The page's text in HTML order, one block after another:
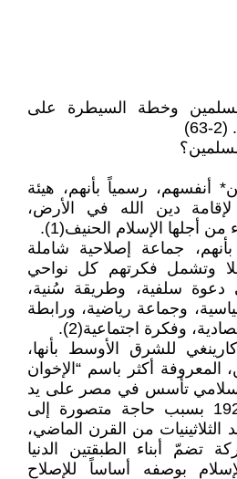
وخطة السيطرة على
أنفسهم، رسمياً بأنهم، هيئة
دين الله في الأرض،
أجلها الإسلام الحنيف(1).
جماعة إصلاحية شاملة
وتشمل فكرتهم كل نواحي
دعوة سلفية، وطريقة سُنية،
وجماعة رياضية، ورابطة
وفكرة اجتماعية(2).
للشرق الأوسط بأنها،
المعروفة أكثر باسم “الإخوان
إسلامي تأسس في مصر على يد
حسن البنّا في العام 1928 بسبب حاجة متصورة إلى
من القرن الماضي،
تضمّ أبناء الطبقتين الدنيا
بوصفه أساساً للإصلاح